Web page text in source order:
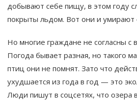
добывают себе пищу, в этом году
покрыты льдом. Вот они и умирают
Но многие граждане не согласны с
Погода бывает разная, но такого
птиц они не помнят. Зато что
ухудшается из года в год — это
Люди пишут в соцсетях, что озера